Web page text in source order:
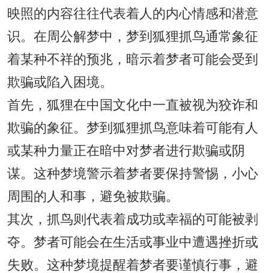
映照的内容往往代表着人的内心情感和潜意
识。在周公解梦中，梦到狐狸抓鸟通常象征
着某种不祥的预兆，暗示着梦者可能会受到
欺骗或陷入困境。
首先，狐狸在中国文化中一直被视为狡诈和
欺骗的象征。梦到狐狸抓鸟意味着可能有人
或某种力量正在暗中对梦者进行欺骗或阴
谋。这种梦境警示着梦者要保持警惕，小心
周围的人和事，避免被欺骗。
其次，抓鸟则代表着成功或幸福的可能被剥
夺。梦者可能会在生活或事业中遭遇挫折或
失败。这种梦境提醒着梦者要谨慎行事，避